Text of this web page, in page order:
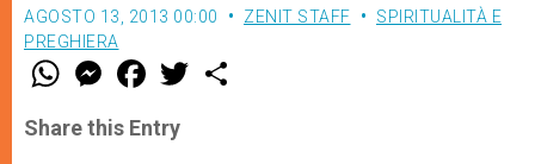
AGOSTO 13, 2013 00:00 ZENIT STAFF
SPIRITUALITÀ E
PREGHIERA
W
t
s
M
e
s
e
F
a
e
b
w
Share this Entry